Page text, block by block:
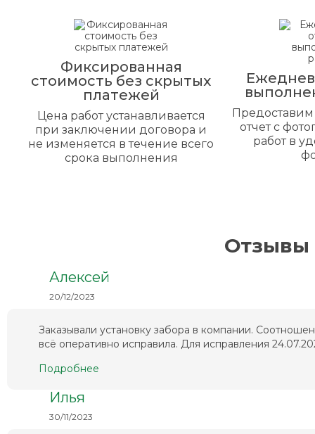
Фиксированная
стоимость без скрытых
платежей
Цена работ устанавливается
при заключении договора и
не изменяется в течение всего
срока выполнения
отчет с
работ в
Отзывы
Алексей
20/12/2023
Заказывали установку забора в компании.
всё оперативно исправила. Для исправления
Подробнее
Илья
30/11/2023